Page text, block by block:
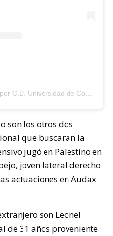
son los otros dos
que buscarán la
jugó en Palestino en
joven lateral derecho
actuaciones en Audax
son Leonel
de 31 años proveniente